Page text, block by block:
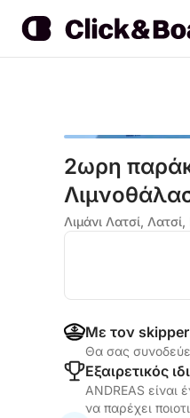
2ωρη
Λιμάνι Λατσί,
Με τον skipper
Θα σας
Εξαιρετικός
ANDREAS είναι
να παρέχει